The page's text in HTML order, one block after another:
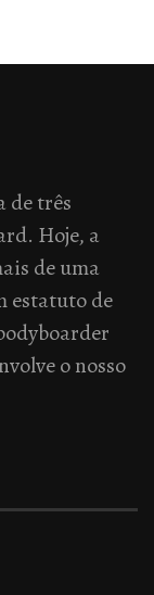
de três
Hoje, a
de uma
estatuto de
o nosso